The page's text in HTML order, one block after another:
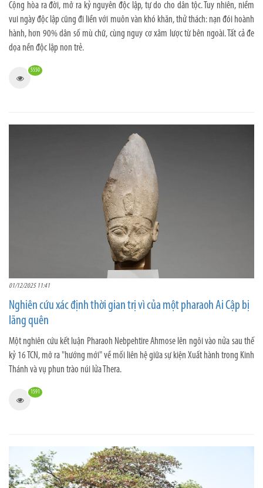
Cộng hòa ra đời, mở ra kỷ nguyên độc lập, tự do cho dân tộc. Tuy nhiên, niềm
vui ngày độc lập cũng đi liền với muôn vàn khó khăn, thử thách: nạn đói hoành
hành, hơn 90% dân số mù chữ, cùng nguy cơ xâm lược từ bên ngoài. Tất cả đe
dọa nền độc lập non trẻ.
5550
01/12/2025 11:41
Nghiên cứu xác định thời gian trị vì của một pharaoh Ai Cập bị
lãng quên
Một nghiên cứu kết luận Pharaoh Nebpehtire Ahmose lên ngôi vào nửa sau thế
kỷ 16 TCN, mở ra "hướng mới" về mối liên hệ giữa sự kiện Xuất hành trong Kinh
Thánh và vụ phun trào núi lửa Thera.
1591